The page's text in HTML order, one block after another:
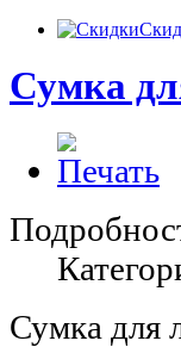
Сумка
Сумка для